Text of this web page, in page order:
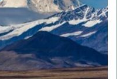
шокированы тактикой
детали
началась: ее ключевые
профессор